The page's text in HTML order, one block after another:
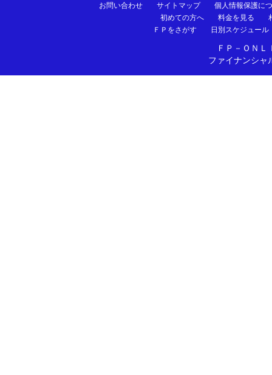
お問い合わせ サイトマップ
個人情報保護に
初めての方へ
料金を見る
ＦＰをさがす
日別スケジュール
ＦＰ－ＯＮ
ファイナンシャ